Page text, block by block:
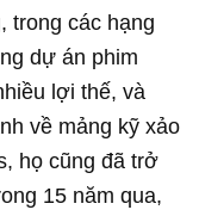
trong các hạng
dự án phim
lợi thế, và
về mảng kỹ xảo
họ cũng đã trở
15 năm qua,